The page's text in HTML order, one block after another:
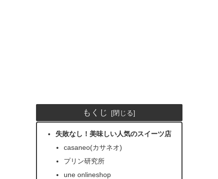
もくじ
失敗なし！美味しい人気のスイーツ店
casaneo(カサネオ)
プリン研究所
une onlineshop